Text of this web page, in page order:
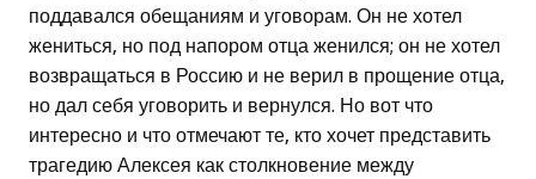
поддавался обещаниям и уговорам. Он не хотел
жениться, но под напором отца женился; он не хотел
возвращаться в Россию и не верил в прощение отца,
но дал себя уговорить и вернулся. Но вот что
интересно и что отмечают те, кто хочет представить
трагедию Алексея как столкновение между